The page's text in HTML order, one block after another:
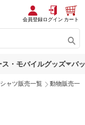
会員登録ログイン カート
ス・モバイルグッズ バ
ャツ販売一覧 動物販売一